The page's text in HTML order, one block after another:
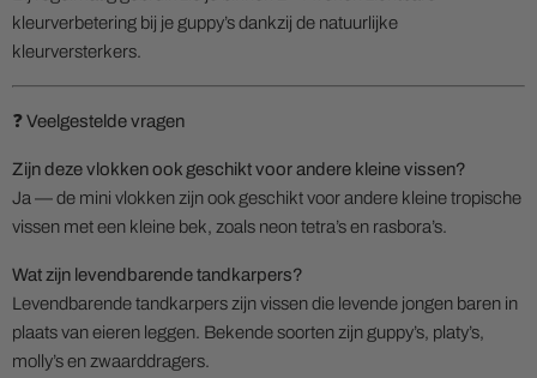
kleurverbetering bij je guppy’s dankzij de natuurlijke
kleurversterkers.
❓ Veelgestelde vragen
Zijn deze vlokken ook geschikt voor andere kleine vissen?
Ja — de mini vlokken zijn ook geschikt voor andere kleine tropische
vissen met een kleine bek, zoals neon tetra’s en rasbora’s.
Wat zijn levendbarende tandkarpers?
Levendbarende tandkarpers zijn vissen die levende jongen baren in
plaats van eieren leggen. Bekende soorten zijn guppy’s, platy’s,
molly’s en zwaarddragers.